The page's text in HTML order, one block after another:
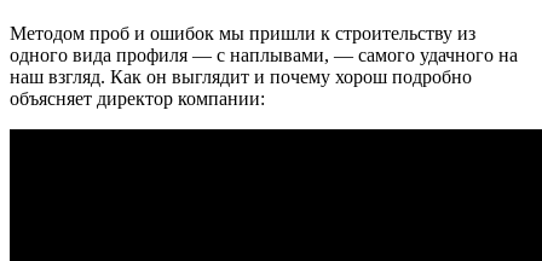
Методом проб и ошибок мы пришли к строительству из
одного вида профиля — с наплывами, — самого удачного на
наш взгляд. Как он выглядит и почему хорош подробно
объясняет директор компании: